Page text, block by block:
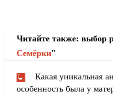
Читайте также: выбор
Cемёрки"
Какая уникальная
особенность была у